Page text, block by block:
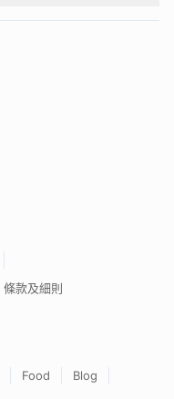
條款及細則
Food
Blog